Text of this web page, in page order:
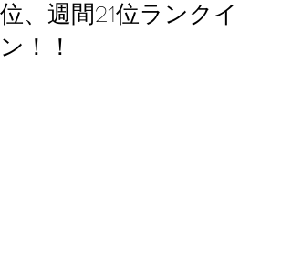
位、週間21位ランクイ
ン！！